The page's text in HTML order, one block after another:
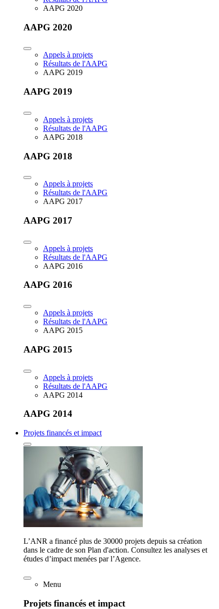
AAPG 2020
AAPG 2020
Appels à projets
Résultats de l'AAPG
AAPG 2019
AAPG 2019
Appels à projets
Résultats de l'AAPG
AAPG 2018
AAPG 2018
Appels à projets
Résultats de l'AAPG
AAPG 2017
AAPG 2017
Appels à projets
Résultats de l'AAPG
AAPG 2016
AAPG 2016
Appels à projets
Résultats de l'AAPG
AAPG 2015
AAPG 2015
Appels à projets
Résultats de l'AAPG
AAPG 2014
AAPG 2014
Projets financés et impact
L’ANR a financé plus de 30000 projets depuis sa création
dans le cadre de son Plan d'action. Consultez les analyses et
études d’impact menées par l’Agence.
Menu
Projets financés et impact